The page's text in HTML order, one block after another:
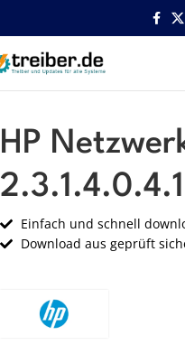
Startseite HP Netzwerk
HP
Einfach und schnell
Download aus geprüft